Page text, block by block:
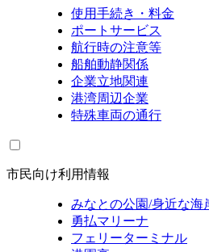
使用手続き・料金
ポートサービス
航行時の注意等
船舶動静関係
企業立地関連
港湾周辺企業
特殊車両の通行
市民向け利用情報
みなとの公園/身近な海
勇払マリーナ
フェリーターミナル